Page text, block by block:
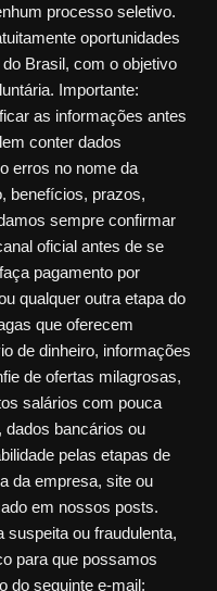
processo seletivo.
oportunidades
Brasil, com o objetivo
Importante:
as informações antes
conter dados
erros no nome da
benefícios, prazos,
sempre confirmar
oficial antes de se
pagamento por
qualquer outra etapa do
que oferecem
de dinheiro, informações
de ofertas milagrosas,
salários com pouca
dados bancários ou
pelas etapas de
da empresa, site ou
em nossos posts.
suspeita ou fraudulenta,
para que possamos
do seguinte e-mail: